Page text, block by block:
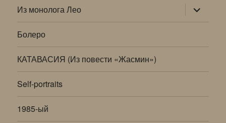
Из монолога Лео раскрыть
дочернее
меню
Болеро
КАТАВАСИЯ (Из повести «Жасмин»)
Self-portraits
1985-ый